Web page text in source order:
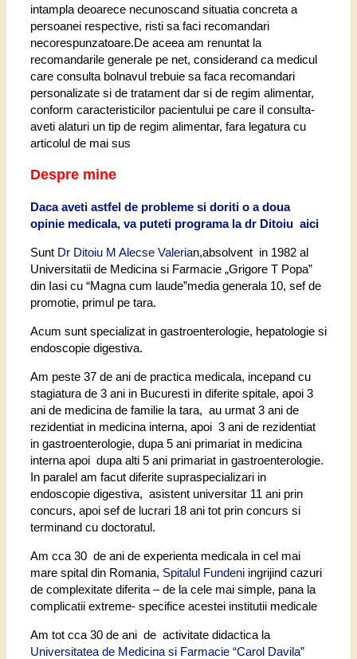
intampla deoarece necunoscand situatia concreta a
persoanei respective, risti sa faci recomandari
necorespunzatoare.De aceea am renuntat la
recomandarile generale pe net, considerand ca medicul
care consulta bolnavul trebuie sa faca recomandari
personalizate si de tratament dar si de regim alimentar,
conform caracteristicilor pacientului pe care il consulta-
aveti alaturi un tip de regim alimentar, fara legatura cu
articolul de mai sus
Despre mine
Daca aveti astfel de probleme si doriti o a doua
opinie medicala, va puteti programa la dr Ditoiu aici
Sunt Dr Ditoiu M Alecse Valerian,absolvent in 1982 al
Universitatii de Medicina si Farmacie „Grigore T Popa”
din Iasi cu “Magna cum laude”media generala 10, sef de
promotie, primul pe tara.
Acum sunt specializat in gastroenterologie, hepatologie si
endoscopie digestiva.
Am peste 37 de ani de practica medicala, incepand cu
stagiatura de 3 ani in Bucuresti in diferite spitale, apoi 3
ani de medicina de familie la tara, au urmat 3 ani de
rezidentiat in medicina interna, apoi 3 ani de rezidentiat
in gastroenterologie, dupa 5 ani primariat in medicina
interna apoi dupa alti 5 ani primariat in gastroenterologie.
In paralel am facut diferite supraspecializari in
endoscopie digestiva, asistent universitar 11 ani prin
concurs, apoi sef de lucrari 18 ani tot prin concurs si
terminand cu doctoratul.
Am cca 30 de ani de experienta medicala in cel mai
mare spital din Romania, Spitalul Fundeni ingrijind cazuri
de complexitate diferita – de la cele mai simple, pana la
complicatii extreme- specifice acestei institutii medicale
Am tot cca 30 de ani de activitate didactica la
Universitatea de Medicina si Farmacie “Carol Davila”